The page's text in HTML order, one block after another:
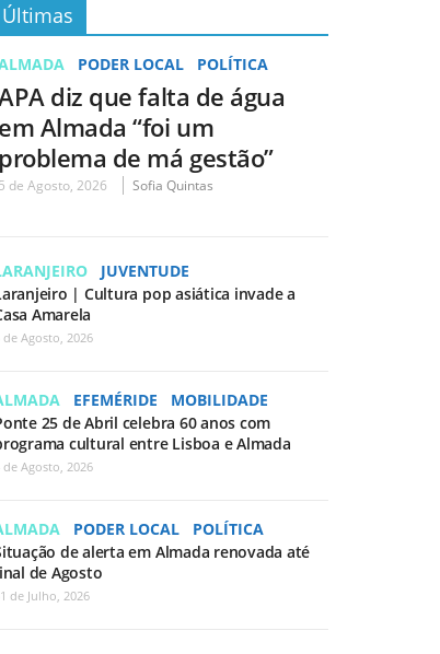
Últimas
PODER LOCAL POLÍTICA
diz que falta de água
em Almada “foi um
problema de má gestão”
5 de Agosto, 2026 Sofia Quintas
JUVENTUDE
| Cultura pop asiática invade a
Amarela
de Agosto, 2026
EFEMÉRIDE
MOBILIDADE
25 de Abril celebra 60 anos com
cultural entre Lisboa e Almada
de Agosto, 2026
PODER LOCAL
POLÍTICA
de alerta em Almada renovada até
de Agosto
de Julho, 2026